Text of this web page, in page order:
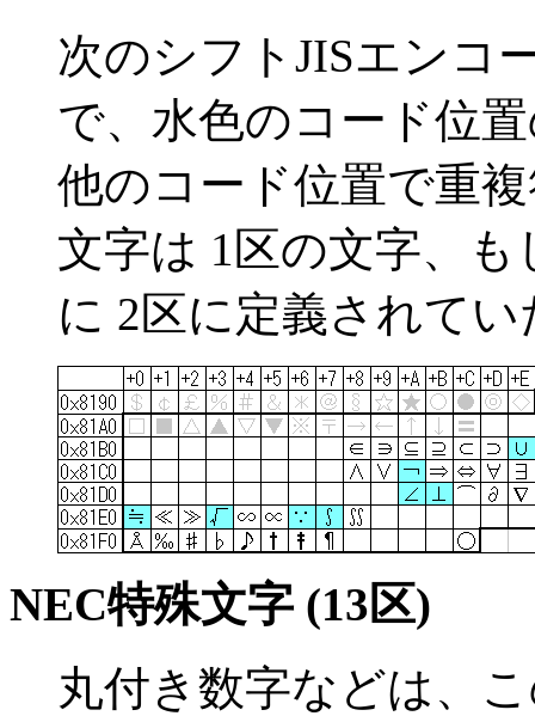
次のシフトJISエンコ
で、水色のコード位
他のコード位置で重
文字は 1区の文字、も
に 2区に定義されて
NEC特殊文字 (13区)
丸付き数字などは、